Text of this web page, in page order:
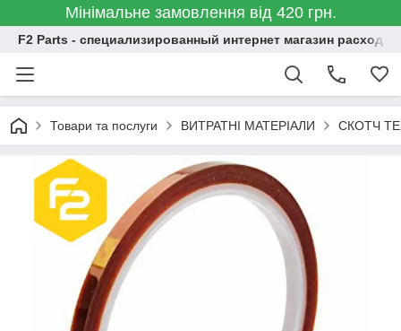
Мінімальне замовлення від 420 грн.
F2 Parts - специализированный интернет магазин
Товари та послуги ВИТРАТНІ МАТЕРІАЛИ СКОТЧ